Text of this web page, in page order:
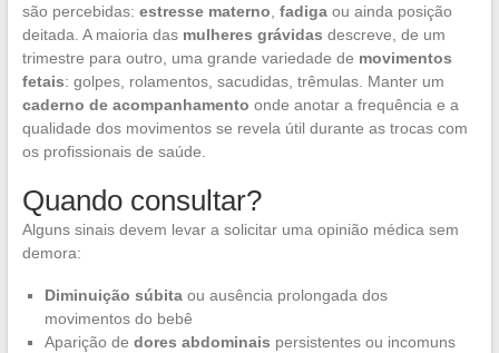
são percebidas: estresse materno fadigaou ainda posição
deitada. A maioria das mulheres grávidas descreve, de um
trimestre para outro, uma grande variedade de movimentos
fetais: golpes, rolamentos, sacudidas, trêmulas. Manter um
caderno de acompanhamento onde anotar a frequência e a
qualidade dos movimentos se revela útil durante as trocas com
os profissionais de saúde.
Quando consultar?
Alguns sinais devem levar a solicitar uma opinião médica sem
demora:
Diminuição súbitaou ausência prolongada dos
movimentos do bebê
Aparição de dores abdominais persistentes ou incomuns